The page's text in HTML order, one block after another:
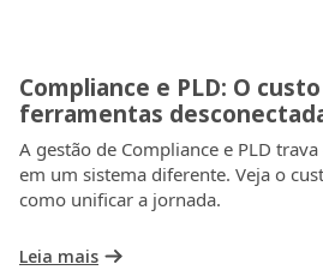
Compliance e PLD: O
ferramentas
A gestão de Compliance e PLD
em um sistema diferente. Veja o
como unificar a jornada.
Leia mais